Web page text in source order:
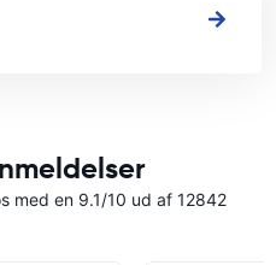
med en 9.1/10 ud af 12842